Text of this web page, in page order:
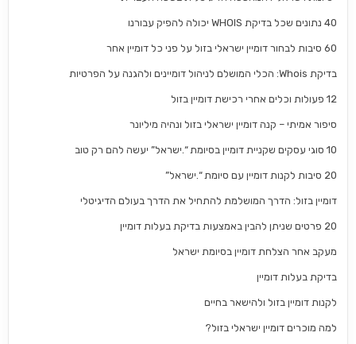
40 נתונים שכל בדיקת WHOIS יכולה להפיק עבורנו
60 סיבות לבחור דומיין ישראלי בזול על פני כל דומיין אחר
בדיקת Whois: הכלי המושלם לניהול דומיינים ולהגנה על הפרטיות
12 פעולות וכלים אחרי רכישת דומיין בזול
סיפור אמיתי – קנה דומיין ישראלי בזול ונהיה מיליונר
10 סוגי עסקים שקניית דומיין בסיומת “.ישראל” יעשה להם רק טוב
20 סיבות לקנות דומיין עם סיומת “.ישראל”
דומיין בזול: הדרך המושלמת להתחיל את הדרך בעולם הדיגיטלי
20 פרטים שניתן להבין באמצעות בדיקת בעלות דומיין
מעקב אחר הצלחת דומיין בסיומת ישראל
בדיקת בעלות דומיין
לקנות דומיין בזול ולהישאר בחיים
למה מוכרים דומיין ישראלי בזול?